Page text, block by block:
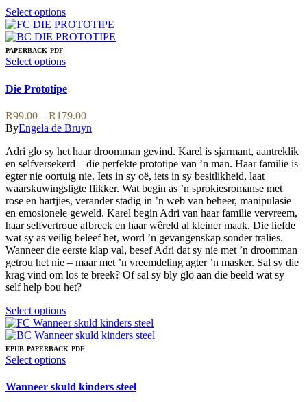
Select optionsThis
product
has
variants.
options
may
be
chosen
on
the
product
page
PAPERBACK PDF
Select optionsThis
has
multiple
variants.
The
options
may
be
chosen
on
the
product
page
Die Prototipe
R99.00 – R179.00Price
range:
through
R179.00
ByEngela de Bruyn
Adri glo sy het haar droomman gevind. Karel is sjarmant, aantreklik
en selfversekerd – die perfekte prototipe van ’n man. Haar familie is
egter nie oortuig nie. Iets in sy oë, iets in sy besitlikheid, laat
waarskuwingsligte flikker. Wat begin as ’n sprokiesromanse met
rose en hartjies, verander stadig in ’n web van beheer, manipulasie
en emosionele geweld. Karel begin Adri van haar familie vervreem,
haar selfvertroue afbreek en haar wêreld al kleiner maak. Die liefde
wat sy as veilig beleef het, word ’n gevangenskap sonder tralies.
Wanneer die eerste klap val, besef Adri dat sy nie met ’n droomman
getrou het nie – maar met ’n vreemdeling agter ’n masker. Sal sy die
krag vind om los te breek? Of sal sy bly glo aan die beeld wat sy
self help bou het?
Select optionsThis
product
has
multiple
variants.
options
EPUB PAPERBACK PDF
Select optionsThis
has
Wanneer skuld kinders steel